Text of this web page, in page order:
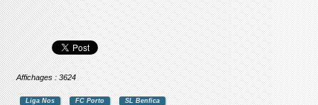
Affichages : 3624
Liga Nos FC Porto SL Benfica